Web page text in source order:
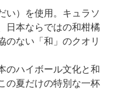
い）を使用。キュラソ
日本ならではの和柑橘
のない「和」のクオリ
のハイボール文化と和
の夏だけの特別な一杯